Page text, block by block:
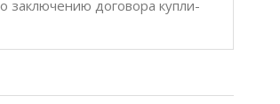
заключению договора купли-